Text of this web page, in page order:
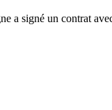
a signé un contrat